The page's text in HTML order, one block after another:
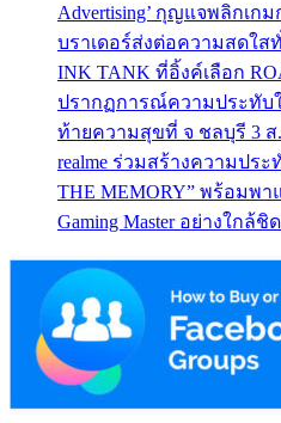
Advertising’ กุญแจพลิกเก
บราเดอร์ส่งต่อความสดใส
INK TANK ที่อิ้งค์เลือก
ปรากฏการณ์ความประทับ
ท้ายความสุขที่ จ ชลบุรี 3
realme ร่วมสร้างความปร
THE MEMORY” พร้อมพ
Gaming Master อย่างใกล้ชิด